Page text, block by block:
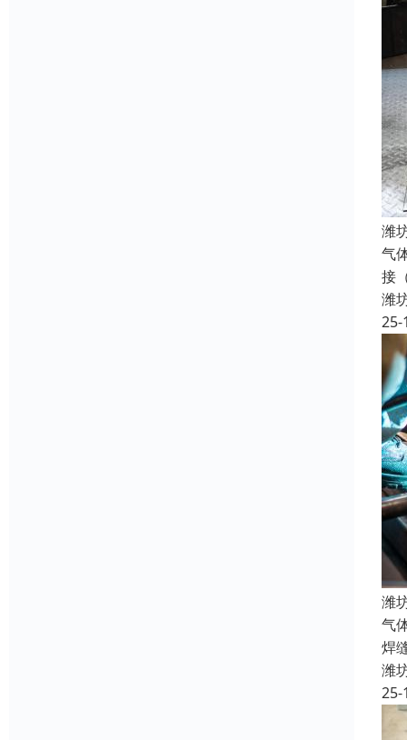
潍
气
接
潍
25-
潍
气
焊
潍
25-